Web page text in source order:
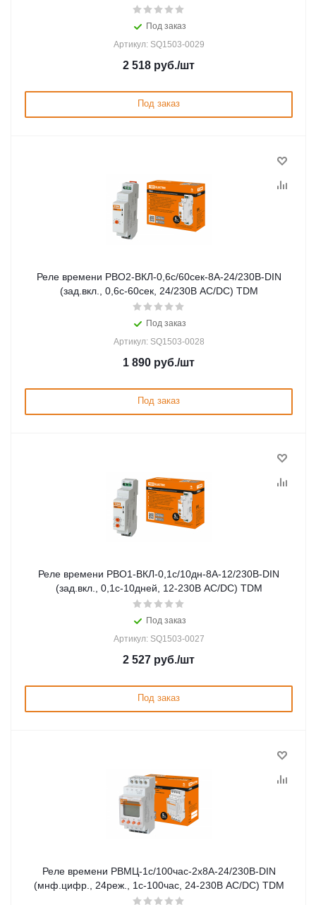
Под заказ
Артикул: SQ1503-0029
2 518 руб./шт
Под заказ
Реле времени РВО2-ВКЛ-0,6с/60сек-8А-24/230В-DIN
(зад.вкл., 0,6с-60сек, 24/230В AC/DC) TDM
Под заказ
Артикул: SQ1503-0028
1 890 руб./шт
Под заказ
Реле времени РВО1-ВКЛ-0,1с/10дн-8А-12/230В-DIN
(зад.вкл., 0,1с-10дней, 12-230В AC/DC) TDM
Под заказ
Артикул: SQ1503-0027
2 527 руб./шт
Под заказ
Реле времени РВМЦ-1с/100час-2х8А-24/230В-DIN
(мнф.цифр., 24реж., 1с-100час, 24-230В АС/DC) TDM